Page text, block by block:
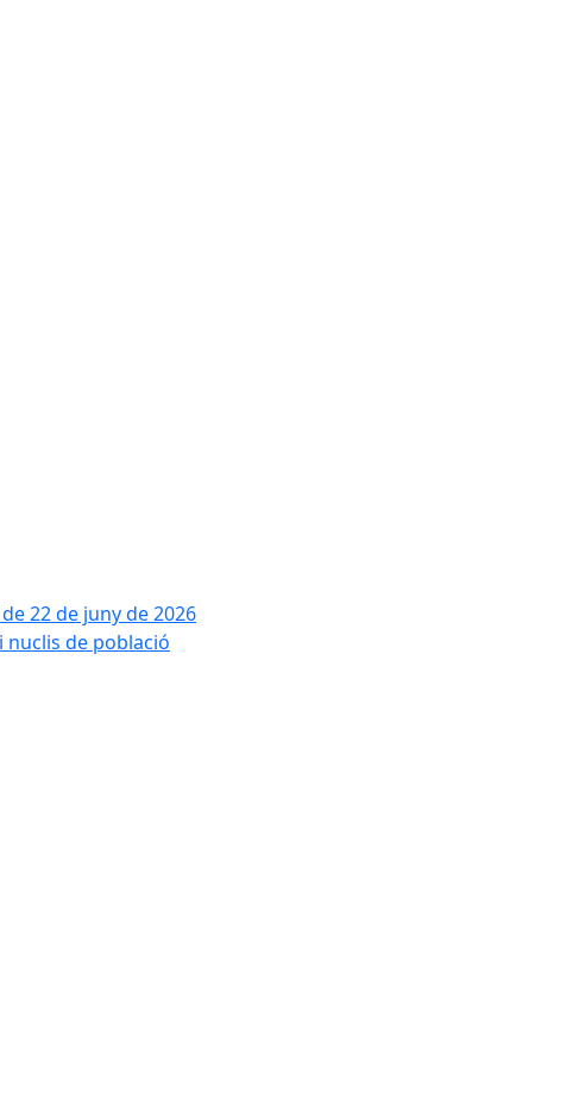
22 de juny de 2026
nuclis de població